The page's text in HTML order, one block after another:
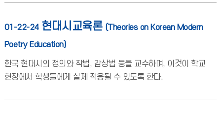
01-22-24 현대시교육론 (Theories on Korean Modern
Poetry Education)
한국 현대시의 정의와 작법, 감상법 등을 교수하며, 이것이 학교
현장에서 학생들에게 실제 적용될 수 있도록 한다.